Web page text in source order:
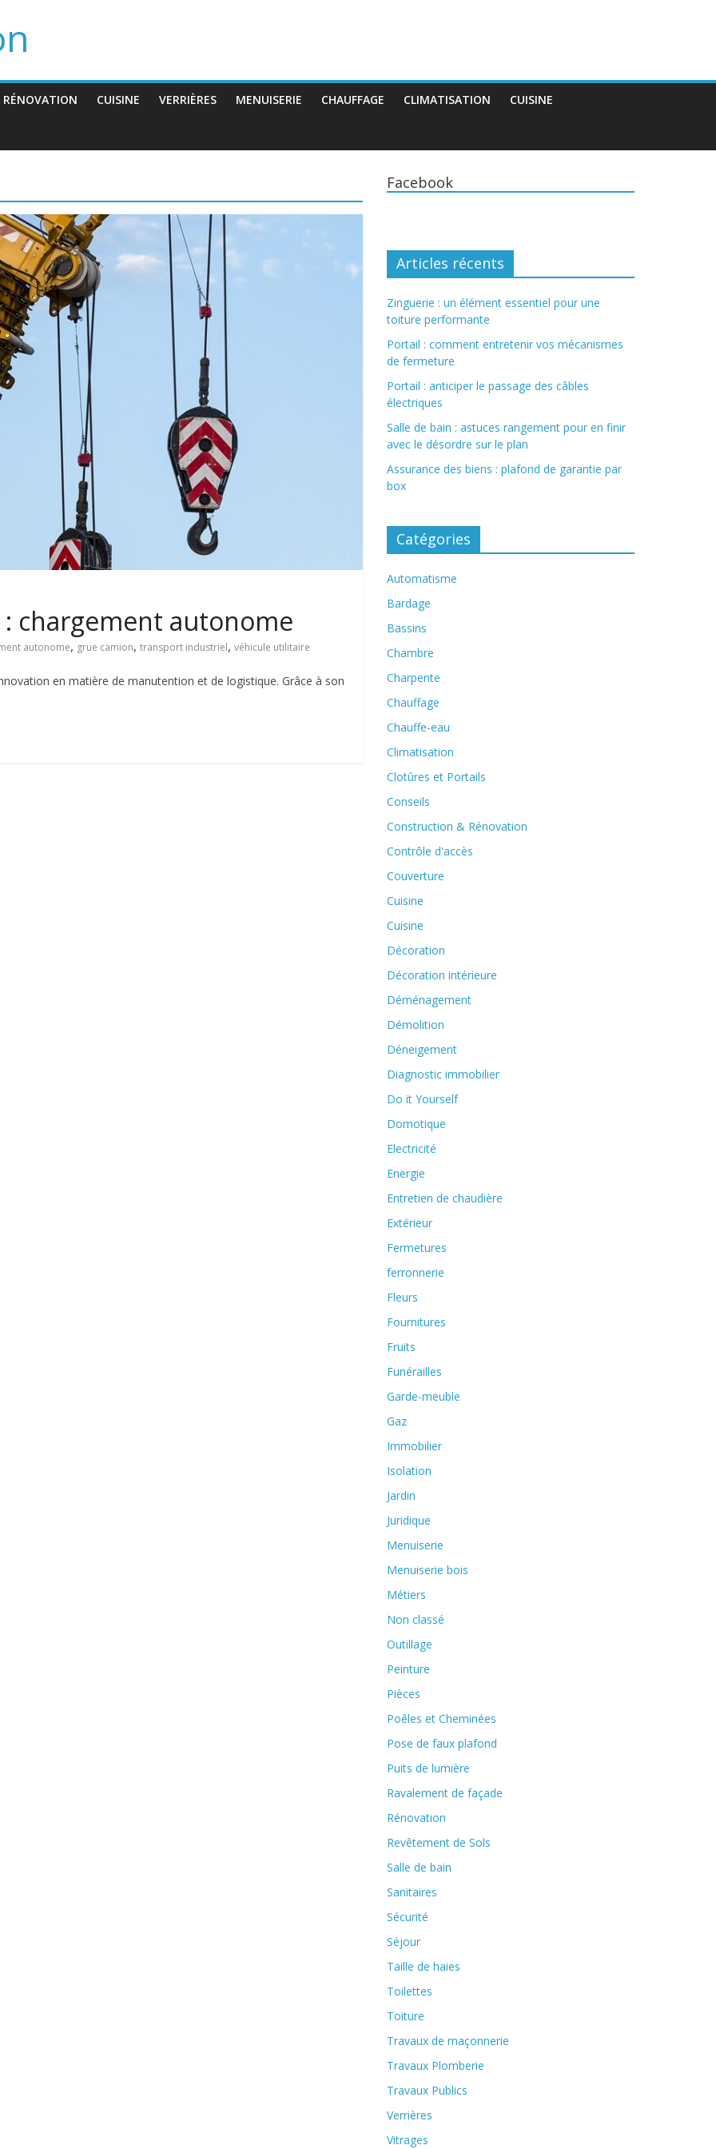
CUISINE VERRIÈRES MENUISERIE CHAUFFAGE CLIMATISATION CUISINE
chargement autonome
autonome, grue camion, transport industriel, véhicule utilitaire
en matière de manutention et de logistique. Grâce à son
Facebook
Articles récents
Zinguerie : un élément essentiel pour une
toiture performante
Portail : comment entretenir vos mécanismes
de fermeture
Portail : anticiper le passage des câbles
électriques
Salle de bain : astuces rangement pour en finir
avec le désordre sur le plan
Assurance des biens : plafond de garantie par
box
Catégories
Automatisme
Bardage
Bassins
Chambre
Charpente
Chauffage
Chauffe-eau
Climatisation
Clotûres et Portails
Conseils
Construction & Rénovation
Contrôle d'accès
Couverture
Cuisine
Cuisine
Décoration
Décoration intérieure
Déménagement
Démolition
Déneigement
Diagnostic immobilier
Do it Yourself
Domotique
Electricité
Energie
Entretien de chaudière
Extérieur
Fermetures
ferronnerie
Fleurs
Fournitures
Fruits
Funérailles
Garde-meuble
Gaz
Immobilier
Isolation
Jardin
Juridique
Menuiserie
Menuiserie bois
Métiers
Non classé
Outillage
Peinture
Pièces
Poêles et Cheminées
Pose de faux plafond
Puits de lumière
Ravalement de façade
Rénovation
Revêtement de Sols
Salle de bain
Sanitaires
Sécurité
Séjour
Taille de haies
Toilettes
Toiture
Travaux de maçonnerie
Travaux Plomberie
Travaux Publics
Verrières
Vitrages